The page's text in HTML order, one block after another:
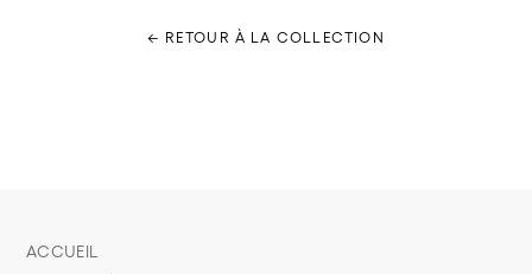
← RETOUR À LA COLLECTION
ACCUEIL